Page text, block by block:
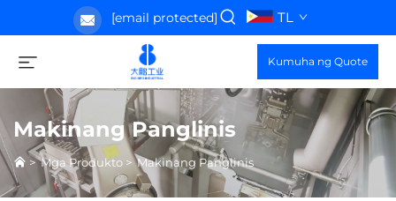
[email protected] TL
Kumuha ng Quote
Makinang Panglinis
>Mga Produkto >Makinang Panglinis